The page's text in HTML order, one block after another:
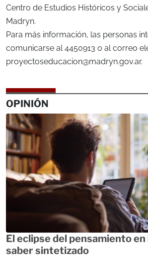
Centro de Estudios Históricos y
Madryn.
Para más información, las personas
comunicarse al 4450913 o al correo
proyectoseducacion@madryn.gov.ar.
OPINIÓN
El eclipse del pensamiento en
saber sintetizado